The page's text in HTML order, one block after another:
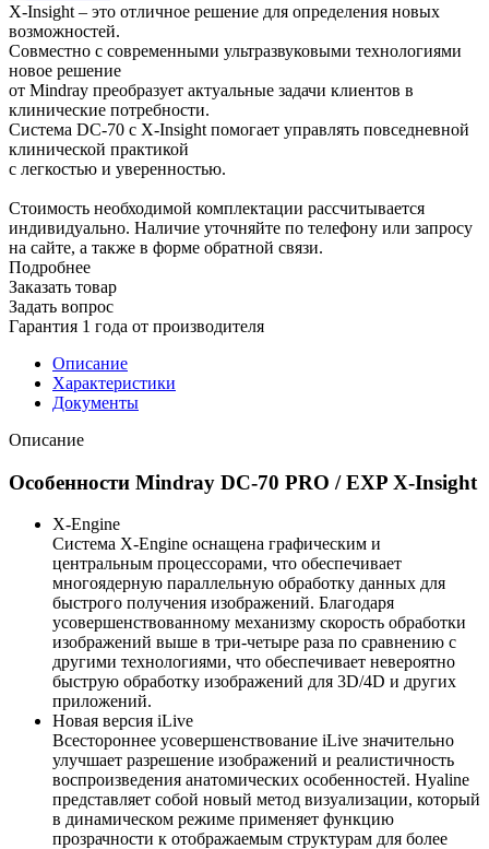
X-Insight – это отличное решение для определения новых
возможностей.
Совместно с современными ультразвуковыми технологиями
новое решение
от Mindray преобразует актуальные задачи клиентов в
клинические потребности.
Система DC-70 с X-Insight помогает управлять повседневной
клинической практикой
с легкостью и уверенностью.
Стоимость необходимой комплектации рассчитывается
индивидуально. Наличие уточняйте по телефону или запросу
на сайте, а также в форме обратной связи.
Подробнее
Заказать товар
Задать вопрос
Гарантия 1 года от производителя
Описание
Характеристики
Документы
Описание
Особенности Mindray DC-70 PRO / EXP X-Insight
X-Engine
Система X-Engine оснащена графическим и
центральным процессорами, что обеспечивает
многоядерную параллельную обработку данных для
быстрого получения изображений. Благодаря
усовершенствованному механизму скорость обработки
изображений выше в три-четыре раза по сравнению с
другими технологиями, что обеспечивает невероятно
быструю обработку изображений для 3D/4D и других
приложений.
Новая версия iLive
Всестороннее усовершенствование iLive значительно
улучшает разрешение изображений и реалистичность
воспроизведения анатомических особенностей. Hyaline
представляет собой новый метод визуализации, который
в динамическом режиме применяет функцию
прозрачности к отображаемым структурам для более